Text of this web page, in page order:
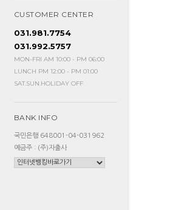
CUSTOMER CENTER
031.981.7754
031.992.5757
MON-FRI AM 10:00 - PM 06:00
LUNCH PM 12:00 - PM 01:00
SAT.SUN.HOLIDAY OFF
BANK INFO
국민은행 648001-04-031962
예금주 : (주)자출사